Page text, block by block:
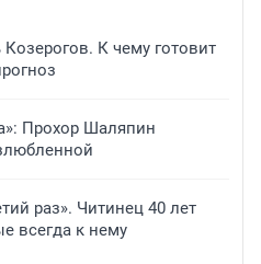
К чему готовит
Прохор Шаляпин
раз». Читинец 40 лет
всегда к нему